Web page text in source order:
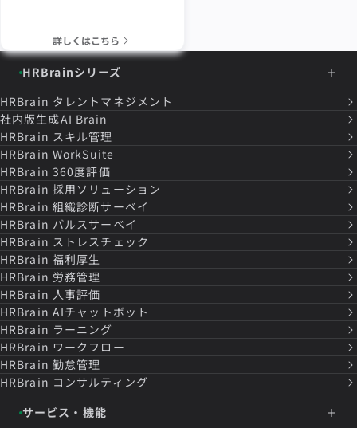
詳しくはこちら
HRBrainシリーズ
HRBrain タレントマネジメント
社内版生成AI Brain
HRBrain スキル管理
HRBrain WorkSuite
HRBrain 360度評価
HRBrain 採用ソリューション
HRBrain 組織診断サーベイ
HRBrain パルスサーベイ
HRBrain ストレスチェック
HRBrain 福利厚生
HRBrain 労務管理
HRBrain 人事評価
HRBrain AIチャットボット
HRBrain ラーニング
HRBrain ワークフロー
HRBrain 勤怠管理
HRBrain コンサルティング
サービス・機能